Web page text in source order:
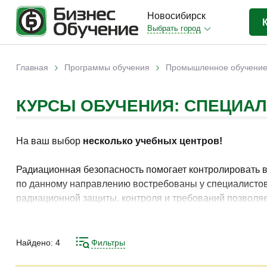
Новосибирск
Выбрать город
Отраслевые (199)
Промышленное обучение (35)
Дизайн (8)
Прочее
Главная › Программы обучения › Промышленное обучение
КУРСЫ ОБУЧЕНИЯ:
На ваш выбор несколько учебных центров!
Радиационная безопасность помогает
по данному направлению востребованы у
радиационной защиты, контроля и требований
требований позволяет выстроить последовательную
Найдено: 4 Фильтры